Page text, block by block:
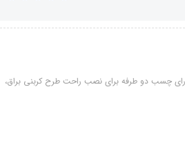
چسب دو طرفه برای نصب راحت طرح کربنی براق،